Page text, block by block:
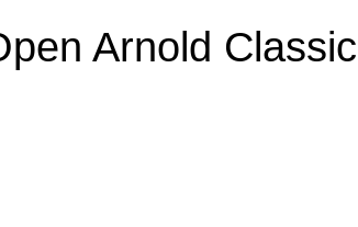
Arnold